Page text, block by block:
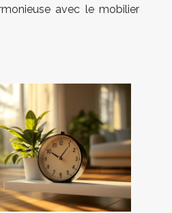
avec le mobilier